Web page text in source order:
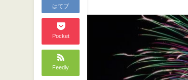
はてブ
Pocket
Feedly